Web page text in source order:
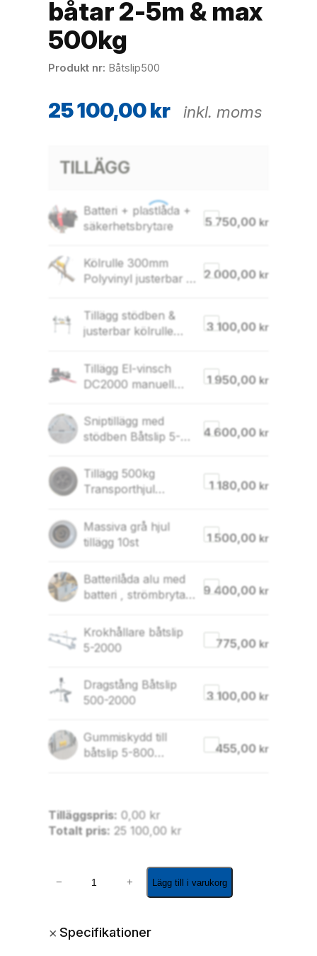
båtar 2-5m & max
500kg
Produkt nr Båtslip500
25 100,00kr inkl. moms
TILLÄGG
Batteri + plastlåda +
säkerhetsbrytare
5 750,00 kr
Kölrulle 300mm
Polyvinyl justerbar &
2 000,00 kr
Tillägg stödben &
justerbar kölrulle
3 100,00 kr
Tillägg El-vinsch
DC2000 manuell
1 950,00 kr
Sniptillägg med
stödben Båtslip 5-
4 600,00 kr
Tillägg 500kg
Transporthjul
Båtslip par
1 180,00 kr
Massiva grå hjul
tillägg 10st
1 500,00 kr
Batterilåda alu med
batteri , strömbrytare
9 400,00 kr
Krokhållare båtslip
5-2000
775,00 kr
Dragstång Båtslip
500-2000
3 100,00 kr
Gummiskydd till
båtslip 5-800
455,00 kr
Tilläggspris: 0,00 kr
Totalt pris: 25 100,00 kr
t
− + Lägg till i varukorg
+Specifikationer